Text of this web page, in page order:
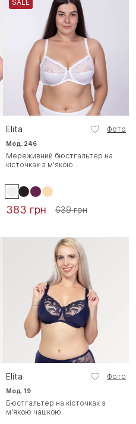
SALE
Elita Фото
Мод. 246
Мереживний бюстгальтер на
кісточках з м'якою...
383 грн 639 грн
Elita Фото
Мод. 19
Бюстгальтер на кісточках з
м'якою чашкою